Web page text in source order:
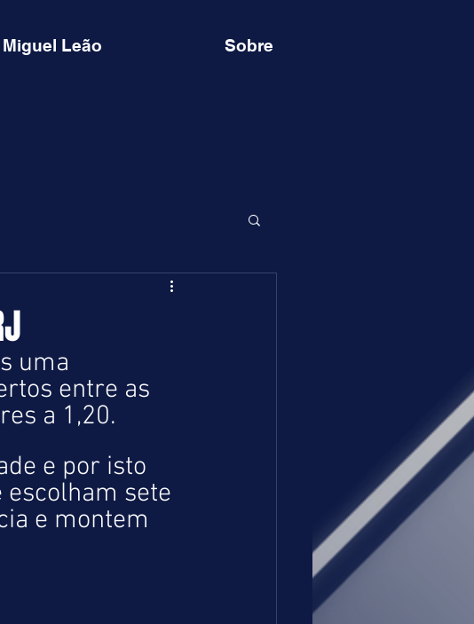
Miguel Leão Sobre
uma
entre as
a 1,20.
e por isto
sete
e montem